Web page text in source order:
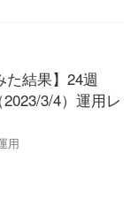
た結果】24週
3/4）運用レ
用